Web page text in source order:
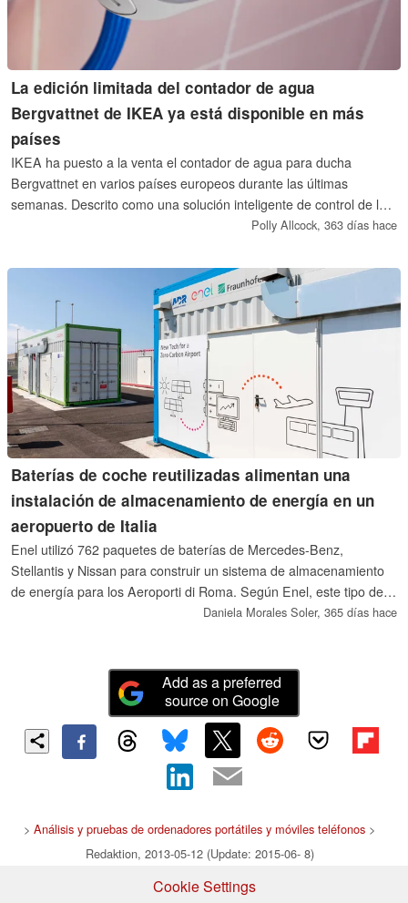
La edición limitada del contador de agua
Bergvattnet de IKEA ya está disponible en más
países
IKEA ha puesto a la venta el contador de agua para ducha
Bergvattnet en varios países europeos durante las últimas
semanas. Descrito como una solución inteligente de control de la
ducha, el artilugio está diseñado para ayudar a los usuarios a
ver el volumen de agua utilizado y la temperatura del agua, y
también puede hacer un seguimiento de la duración de la ducha.
Polly Allcock, 363 días hace
Baterías de coche reutilizadas alimentan una
instalación de almacenamiento de energía en un
aeropuerto de Italia
Enel utilizó 762 paquetes de baterías de Mercedes-Benz,
Stellantis y Nissan para construir un sistema de almacenamiento
de energía para los Aeroporti di Roma. Según Enel, este tipo de
proyecto puede ser modular y escalable para reutilizar las baterías
Daniela Morales Soler, 365 días hace
Add as a preferred
source on Google
> Análisis y pruebas de ordenadores portátiles y móviles teléfonos >
Redaktion, 2013-05-12 (Update: 2015-06- 8)
Cookie Settings